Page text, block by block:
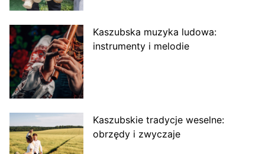
Kaszubska muzyka ludowa:
instrumenty i melodie
Kaszubskie tradycje weselne:
obrzędy i zwyczaje